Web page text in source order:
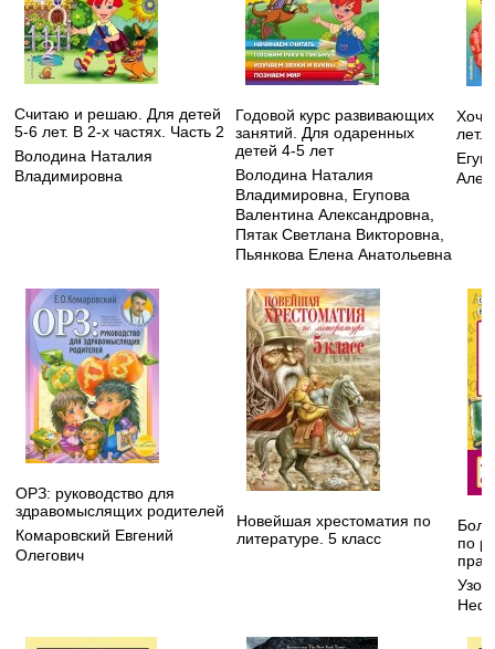
Считаю и решаю. Для детей
5-6 лет. В 2-х частях. Часть 2
Володина Наталия
Владимировна
Годовой курс развивающих
занятий. Для одаренных
детей 4-5 лет
Володина Наталия
Владимировна
Егупова
Валентина Александровна
Пятак Светлана Викторовна
Пьянкова Елена Анатольевна
Хочу
лет.
ОРЗ: руководство для
здравомыслящих родителей
Комаровский Евгений
Олегович
Новейшая хрестоматия по
литературе. 5 класс
по